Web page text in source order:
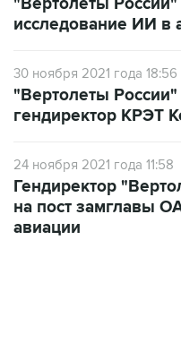
30 ноября 2021 года 18:56
гендиректор КРЭТ
24 ноября 2021 года 11:58
на пост замглавы
авиации